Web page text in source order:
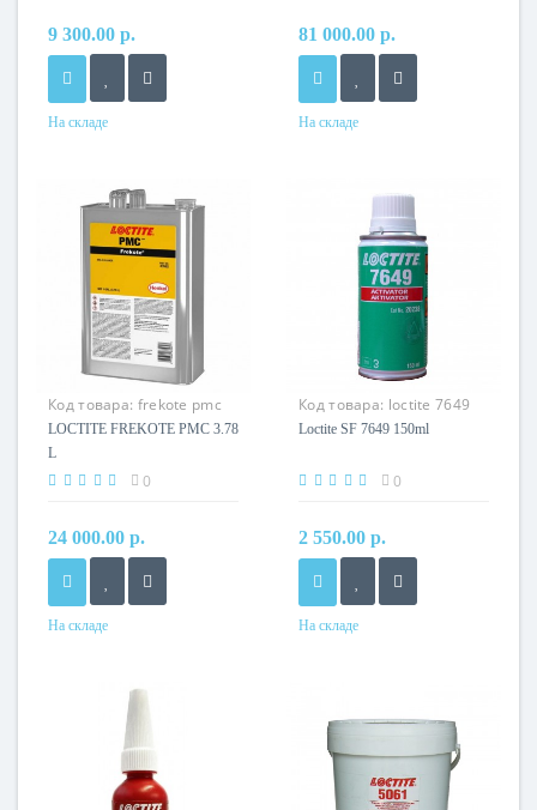
9 300.00 р.
На складе
81 000.00 р.
На складе
Код товара: frekote pmc
LOCTITE FREKOTE PMC 3.78
L
0
24 000.00 р.
На складе
Код товара: loctite 7649
150ml
Loctite SF 7649 150ml
0
2 550.00 р.
На складе